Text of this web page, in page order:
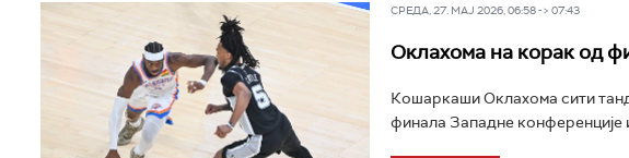
СРЕДА, 27. МАЈ 2026, 06:58 -> 07:43
Оклахома на корак од
Кошаркаши Оклахома сити
финала Западне конференције